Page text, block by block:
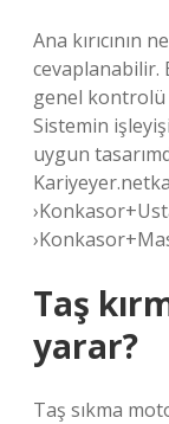
Ana kırıcının
cevaplanabilir.
genel
Sistemin
uygun
Taş
yarar?
Taş sıkma